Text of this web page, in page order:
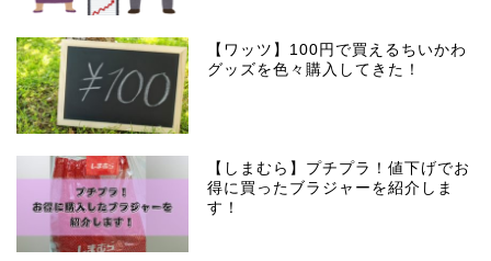
【ワッツ】100円で買えるちいかわ
グッズを色々購入してきた！
【しまむら】プチプラ！値下げでお
得に買ったブラジャーを紹介しま
す！